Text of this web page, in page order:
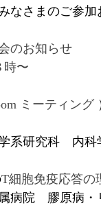
なさまのご参
のお知らせ
時〜
ミーティング
系研究科　内
T細胞免疫応答の
病院　膠原病